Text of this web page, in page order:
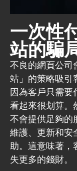
一次性
站的騙
不良的網頁公司
站」的策略吸引
因為客戶只需要
看起來很划算。
不會提供足夠的
維護、更新和安
助。這意味著，
失更多的錢財。